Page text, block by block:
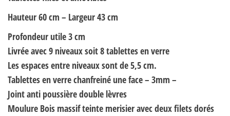
Hauteur 60 cm – Largeur 43 cm
Profondeur utile 3 cm
Livrée avec 9 niveaux soit 8 tablettes en verre
Les espaces entre niveaux sont de 5,5 cm.
Tablettes en verre chanfreiné une face – 3mm –
Joint anti poussière double lèvres
Moulure Bois massif teinte merisier avec deux filets dorés